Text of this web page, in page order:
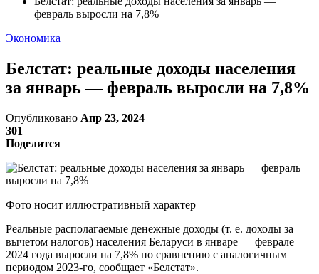
февраль выросли на 7,8%
Экономика
Белстат: реальные доходы населения
за январь — февраль выросли на 7,8%
Опубликовано Апр 23, 2024
301
Поделится
Фото носит иллюстративный характер
Реальные располагаемые денежные доходы (т. е. доходы за
вычетом налогов) населения Беларуси в январе — феврале
2024 года выросли на 7,8% по сравнению с аналогичным
периодом 2023-го, сообщает «Белстат».